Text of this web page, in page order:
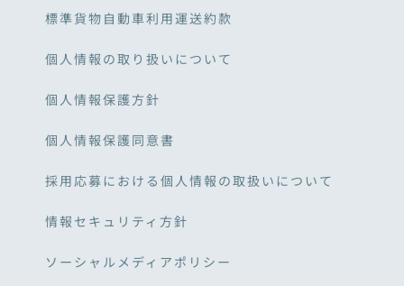
標準貨物自動車利用運送約款
個人情報の取り扱いについて
個人情報保護方針
個人情報保護同意書
採用応募における個人情報の取扱いについて
情報セキュリティ方針
ソーシャルメディアポリシー